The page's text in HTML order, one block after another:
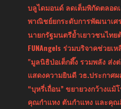
บลูไดมอนด์ ลดเต็มพิกัดตลอด
พาณิชย์ยกระดับการพัฒนาเศ
นายกรัฐมนตรีย้ำเยาวชนไท
FUNAngels ร่วมบริจาคช่วย
"มูลนิธิป่อเต็กตึ๊ง รวมพลัง ส่ง
แสดงความยินดี วธ.ประกาศ
“บุหรี่เถื่อน” ขยายวงกว้างแ
คุณกำแหง ตันกำแหง และคุ